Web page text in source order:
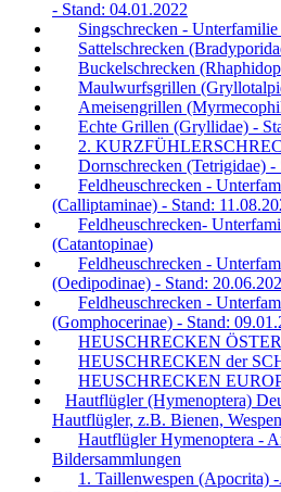
- Stand: 04.01.2022
Singschrecken -
Sattelschrecken
Buckelschrecken
Maulwurfsgrillen
Ameisengrillen
Echte Grillen (Gryllidae) -
2.
Dornschrecken (Tetrigidae) -
Feldheuschrecken -
(Calliptaminae) - Stand:
Feldheuschrecken-
(Catantopinae)
Feldheuschrecken -
(Oedipodinae) - Stand:
Feldheuschrecken -
(Gomphocerinae) - Stand:
HEUSCHRECKEN
HEUSCHRECKEN der
HEUSCHRECKEN
Hautflügler (Hymenoptera)
Hautflügler, z.B. Bienen,
Hautflügler Hymenoptera -
Bildersammlungen
1. Taillenwespen (Apocrita)